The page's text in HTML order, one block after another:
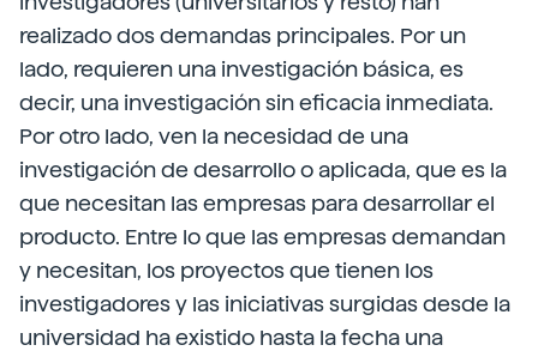
realizado dos demandas principales. Por un
lado, requieren una investigación básica, es
decir, una investigación sin eficacia inmediata.
Por otro lado, ven la necesidad de una
investigación de desarrollo o aplicada, que es la
que necesitan las empresas para desarrollar el
producto. Entre lo que las empresas demandan
y necesitan, los proyectos que tienen los
investigadores y las iniciativas surgidas desde la
universidad ha existido hasta la fecha una